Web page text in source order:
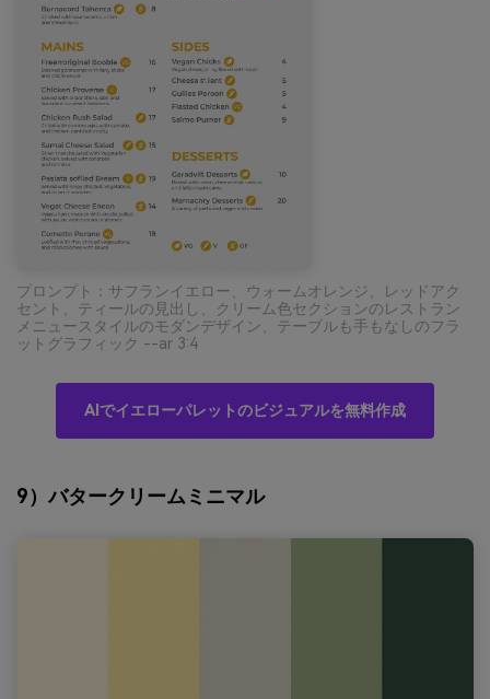
プロンプト：サフランイエロー、ウォームオレンジ、レッドアク
セント、ティールの見出し、クリーム色セクションのレストラン
メニュースタイルのモダンデザイン、テーブルも手もなしのフラ
ットグラフィック --ar 3:4
AIでイエローパレットのビジュアルを無料作成
9）バタークリームミニマル